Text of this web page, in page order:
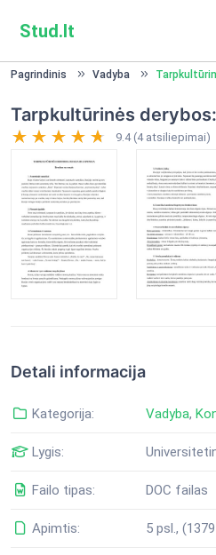
Stud.lt
Pagrindinis Vadyba
Tarpkultūrinės
9.4 (4 atsiliepimai)
Detali informacija
Kategorija: Vadyba,
Lygis:
Failo tipas: DOC failas
Apimtis: 5 psl.,